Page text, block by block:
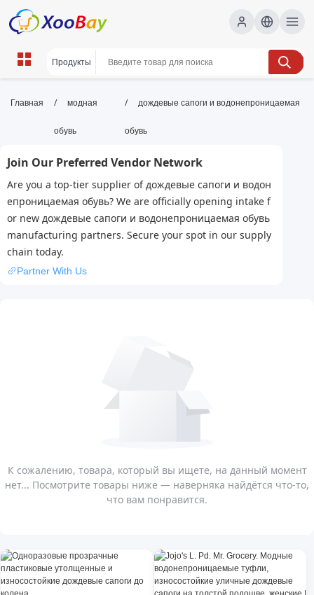
дождевые сапоги и
водонепроницаемая обувь |
дождевые сапоги, водонепроницаемая обувь,
обувь для дождливой погоды, wholesale
дождевые сапоги и водонепроницаемая
обувь, XOOBAY
Выбор для дождя: комфорт, защита от влаги, стиль.
Главная / модная
обувь
/ дождевые сапоги и водонепроницаемая
обувь
Join Our Preferred Vendor Network
Are you a top-tier supplier of дождевые сапоги и водон
епроницаемая обувь? We are officially opening intake f
or new дождевые сапоги и водонепроницаемая обувь
manufacturing partners. Secure your spot in our supply
chain today.
Partner With Us
К сожалению, товара, который вы ищете, на данный момент
нет... Посмотрите товары ниже — наверняка найдётся что-то,
что вам понравится.